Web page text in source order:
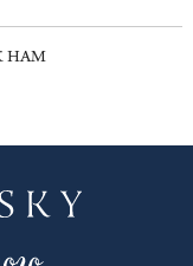
НАМ